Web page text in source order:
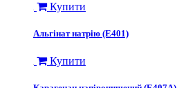
Купити
Альгінат натрію (Е401)
Купити